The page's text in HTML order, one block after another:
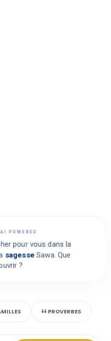
POWERED
pour vous dans la
sagesse Sawa. Que
?
PROVERBES